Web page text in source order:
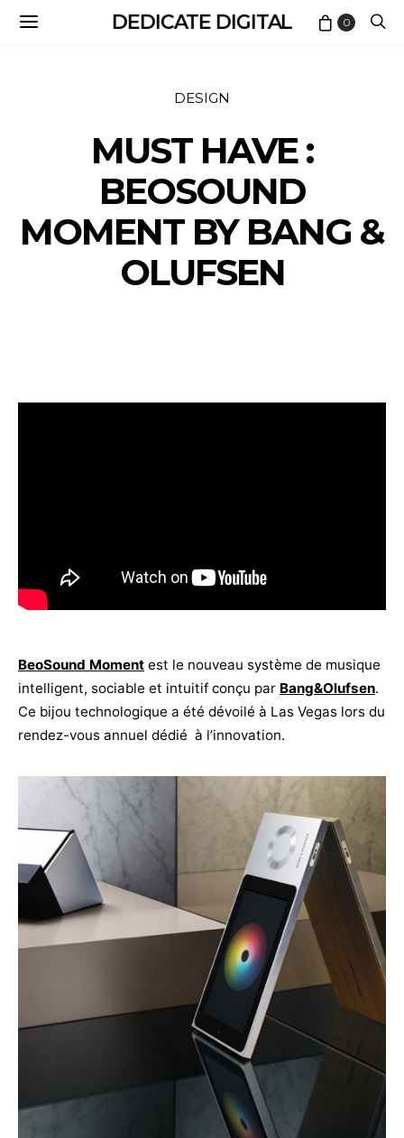
DEDICATE DIGITAL 0
DESIGN
MUST HAVE :
BEOSOUND
MOMENT BY BANG &
OLUFSEN
BeoSound Moment est le nouveau système de musique
intelligent, sociable et intuitif conçu par Bang&Olufsen.
Ce bijou technologique a été dévoilé à Las Vegas lors du
rendez-vous annuel dédié à l’innovation.